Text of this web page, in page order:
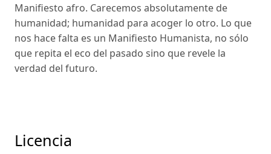
Manifiesto afro. Carecemos absolutamente de
humanidad; humanidad para acoger lo otro. Lo que
nos hace falta es un Manifiesto Humanista, no sólo
que repita el eco del pasado sino que revele la
verdad del futuro.
Licencia